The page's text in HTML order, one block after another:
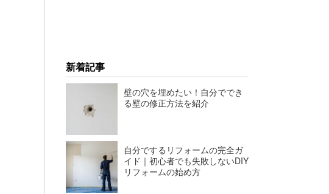
新着記事
壁の穴を埋めたい！自分ででき
る壁の修正方法を紹介
自分でするリフォームの完全ガ
イド｜初心者でも失敗しないDIY
リフォームの始め方